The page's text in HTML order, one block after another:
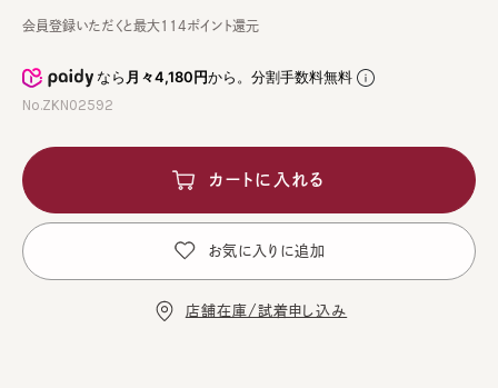
なら月々4,180円から。分割手数料無料
No.ZKN02592
会員登録いただくと最大114ポイント還元
カートに入れる
お気に入りに追加
店舗在庫/試着申し込み